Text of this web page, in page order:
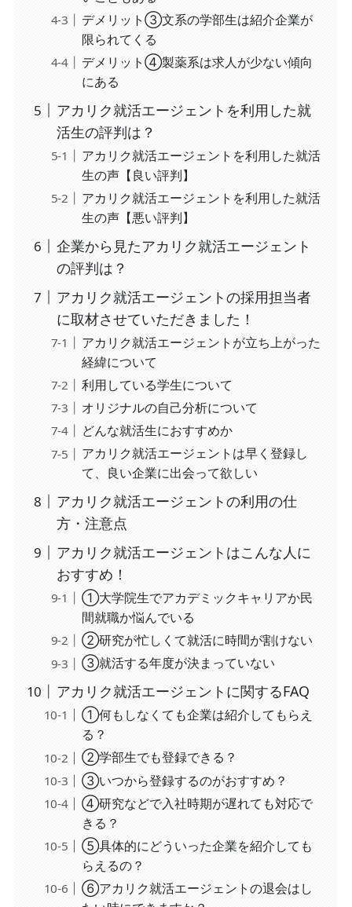
デメリット③文系の学部生は紹介企業が
限られてくる
デメリット④製薬系は求人が少ない傾向
にある
アカリク就活エージェントを利用した就
活生の評判は？
アカリク就活エージェントを利用した就活
生の声【良い評判】
アカリク就活エージェントを利用した就活
生の声【悪い評判】
企業から見たアカリク就活エージェント
の評判は？
アカリク就活エージェントの採用担当者
に取材させていただきました！
アカリク就活エージェントが立ち上がった
経緯について
利用している学生について
オリジナルの自己分析について
どんな就活生におすすめか
アカリク就活エージェントは早く登録し
て、良い企業に出会って欲しい
アカリク就活エージェントの利用の仕
方・注意点
アカリク就活エージェントはこんな人に
おすすめ！
①大学院生でアカデミックキャリアか民
間就職か悩んでいる
②研究が忙しくて就活に時間が割けない
③就活する年度が決まっていない
アカリク就活エージェントに関するFAQ
①何もしなくても企業は紹介してもらえ
る？
②学部生でも登録できる？
③いつから登録するのがおすすめ？
④研究などで入社時期が遅れても対応で
きる？
⑤具体的にどういった企業を紹介しても
らえるの？
⑥アカリク就活エージェントの退会はし